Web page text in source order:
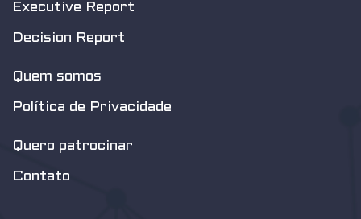
Executive Report
Decision Report
Quem somos
Política de Privacidade
Quero patrocinar
Contato